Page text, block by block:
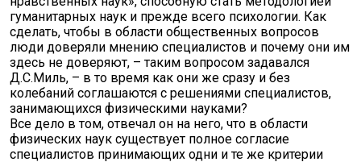
гуманитарных наук и прежде всего психологии. Как
сделать, чтобы в области общественных вопросов
люди доверяли мнению специалистов и почему они им
здесь не доверяют, – таким вопросом задавался
Д.С.Миль, – в то время как они же сразу и без
колебаний соглашаются с решениями специалистов,
занимающихся физическими науками?
Все дело в том, отвечал он на него, что в области
физических наук существует полное согласие
специалистов принимающих одни и те же критерии